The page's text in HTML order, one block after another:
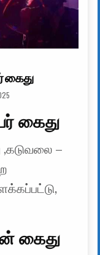
கைது
DATE:
கைது
–
கைது